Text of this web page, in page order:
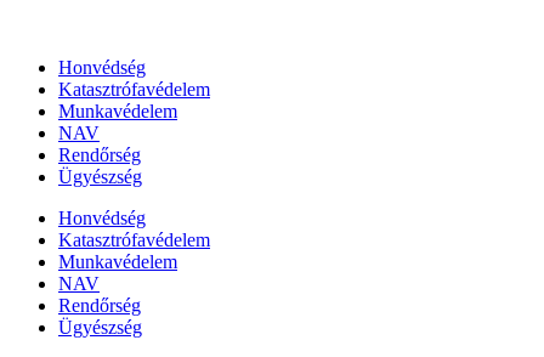
Honvédség
Katasztrófavédelem
Munkavédelem
NAV
Rendőrség
Ügyészség
Honvédség
Katasztrófavédelem
Munkavédelem
NAV
Rendőrség
Ügyészség